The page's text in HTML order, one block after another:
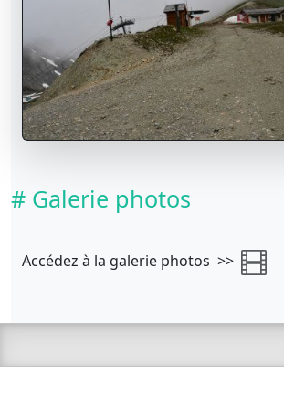
# Galerie photos
Accédez à la galerie photos >>